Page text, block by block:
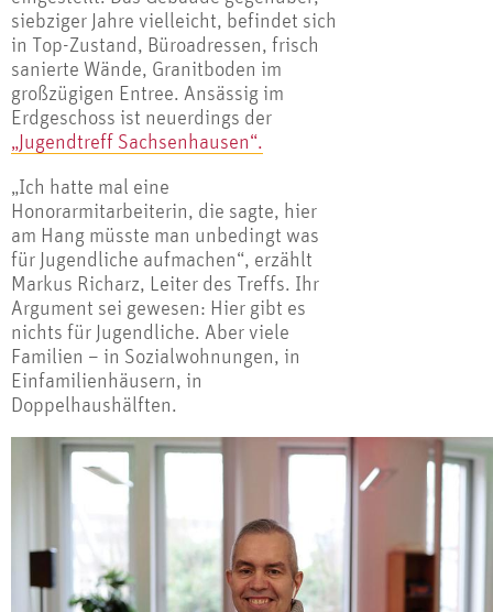
siebziger Jahre vielleicht, befindet sich
in Top-Zustand, Büroadressen, frisch
sanierte Wände, Granitboden im
großzügigen Entree. Ansässig im
Erdgeschoss ist neuerdings der
„Jugendtreff Sachsenhausen“.
„Ich hatte mal eine
Honorarmitarbeiterin, die sagte, hier
am Hang müsste man unbedingt was
für Jugendliche aufmachen“, erzählt
Markus Richarz, Leiter des Treffs. Ihr
Argument sei gewesen: Hier gibt es
nichts für Jugendliche. Aber viele
Familien – in Sozialwohnungen, in
Einfamilienhäusern, in
Doppelhaushälften.